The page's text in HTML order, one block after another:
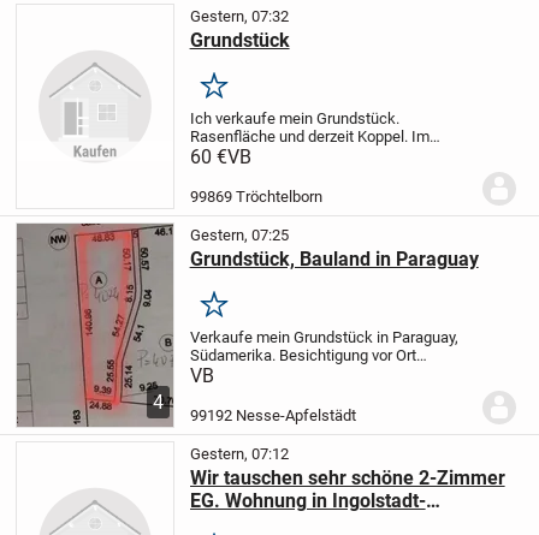
Gestern, 07:32
Grundstück
Merken
Ich verkaufe mein Grundstück.
Rasenfläche und derzeit Koppel. Im
deklarierten Flächennutzungsplan der VG
so dass es zukünftig bebaut werden
60 €VB
99869 Tröchtelborn
4
Gestern, 07:25
Grundstück, Bauland in Paraguay
Merken
Verkaufe mein Grundstück in Paraguay,
Südamerika. Besichtigung vor Ort
möglich, mein Onkel (wohnhaft in
Verkauf ab. Titel vorhanden. Er hat eine
Vollmacht von...
VB
99192 Nesse-Apfelstädt
Gestern, 07:12
Wir tauschen sehr schöne 2-Zimmer
EG. Wohnung in Ingolstadt-